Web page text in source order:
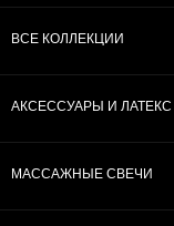
ВСЕ КОЛЛЕКЦИИ
МАССАЖНЫЕ СВЕЧИ
АКСЕССУАРЫ И ЛАТЕКС